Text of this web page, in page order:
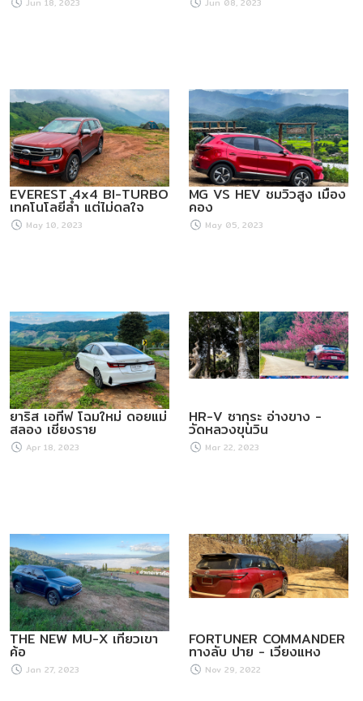
EVEREST 4x4 BI-TURBO
เทคโนโลยีล้ำ แต่ไม่ดลใจ
May 10, 2023
MG VS HEV ชมวิวสูง เมือง
คอง
May 05, 2023
ยาริส เอทีฟ โฉมใหม่ ดอยแม่
สลอง เชียงราย
Apr 18, 2023
HR-V ซากุระ อ่างขาง -
วัดหลวงขุนวิน
Mar 22, 2023
THE NEW MU-X เที่ยวเขา
ค้อ
Jan 27, 2023
FORTUNER COMMANDER
ทางลับ ปาย - เวียงแหง
Nov 29, 2022